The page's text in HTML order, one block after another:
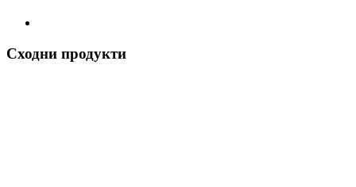
Сходни продукти